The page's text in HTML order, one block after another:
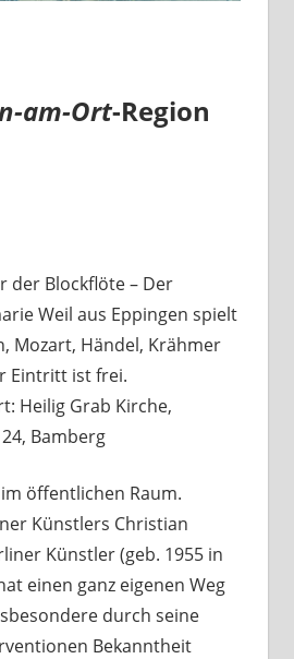
am-Ort-Region
der Blockflöte – Der
Weil aus Eppingen spielt
Mozart, Händel, Krähmer
Eintritt ist frei.
Heilig Grab Kirche,
Bamberg
öffentlichen Raum.
Künstlers Christian
Künstler (geb. 1955 in
einen ganz eigenen Weg
durch seine
Bekanntheit